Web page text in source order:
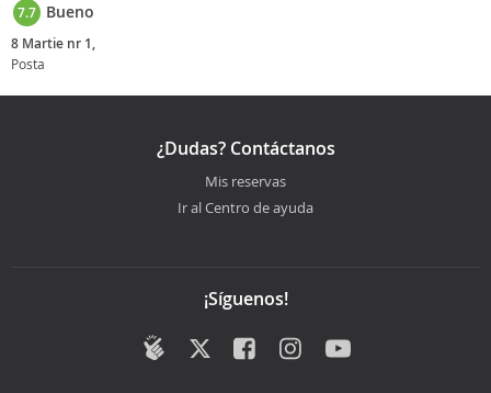
7.7 Bueno
8 Martie nr 1,
Posta
¿Dudas? Contáctanos
Mis reservas
Ir al Centro de ayuda
¡Síguenos!